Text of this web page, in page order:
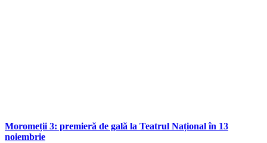
Moromeții 3: premieră de gală la Teatrul Național în 13
noiembrie